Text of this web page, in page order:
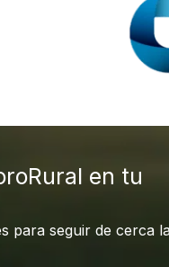
en tu
para seguir de cerca